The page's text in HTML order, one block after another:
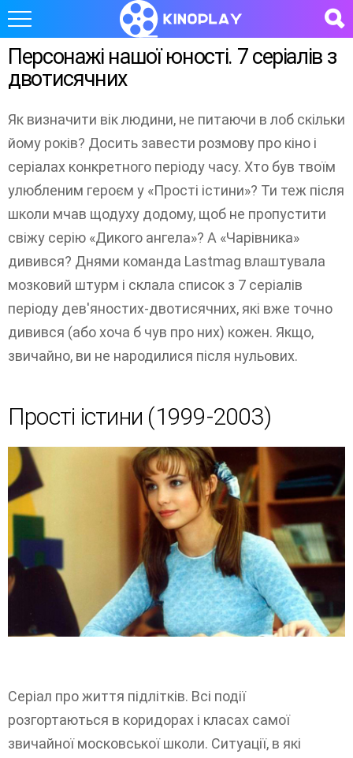
Персонажі нашої юності. 7 серіалів з
двотисячних
Як визначити вік людини, не питаючи в лоб скільки
йому років? Досить завести розмову про кіно і
серіалах конкретного періоду часу. Хто був твоїм
улюбленим героєм у «Прості істини»? Ти теж після
школи мчав щодуху додому, щоб не пропустити
свіжу серію «Дикого ангела»? А «Чарівника»
дивився? Днями команда Lastmag влаштувала
мозковий штурм і склала список з 7 серіалів
періоду дев'яностих-двотисячних, які вже точно
дивився (або хоча б чув про них) кожен. Якщо,
звичайно, ви не народилися після нульових.
Прості істини (1999-2003)
Серіал про життя підлітків. Всі події
розгортаються в коридорах і класах самої
звичайної московської школи. Ситуації, в які